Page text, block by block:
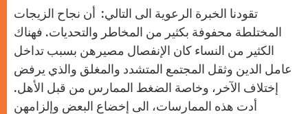
تقودنا الخبرة الرعوية الى التالي: أن نجاح الزيجات
المختلطة محفوفة بكثير من المخاطر والتحديات. فهناك
الكثير من النساء كان الإنفصال مصيرهن بسبب تداخل
عامل الدين وثقل المجتمع المتشدد والمغلق والذي يرفض
إختلاف الآخر، وخاصة الضغط الممارس من قبل الأهل.
أدت هذه الممارسات، الى إخضاع البعض وإلزامهن